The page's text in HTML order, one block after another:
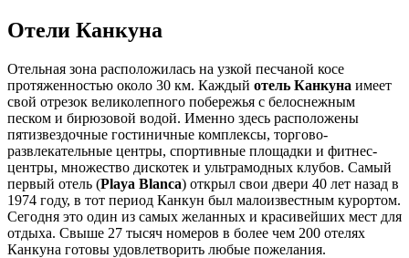
Отели Канкуна
Отельная зона расположилась на узкой песчаной косе
протяженностью около 30 км. Каждый отель Канкуна имеет
свой отрезок великолепного побережья с белоснежным
песком и бирюзовой водой. Именно здесь расположены
пятизвездочные гостиничные комплексы, торгово-
развлекательные центры, спортивные площадки и фитнес-
центры, множество дискотек и ультрамодных клубов. Самый
первый отель (Playa Blanca) открыл свои двери 40 лет назад в
1974 году, в тот период Канкун был малоизвестным курортом.
Сегодня это один из самых желанных и красивейших мест для
отдыха. Свыше 27 тысяч номеров в более чем 200 отелях
Канкуна готовы удовлетворить любые пожелания.